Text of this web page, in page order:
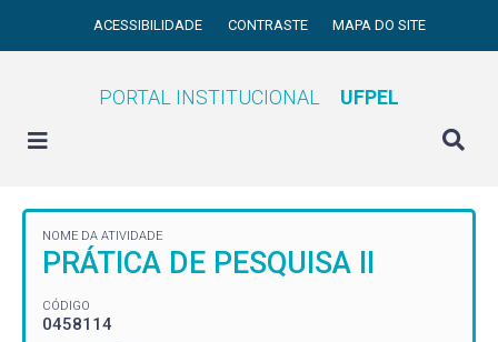
ACESSIBILIDADE CONTRASTE MAPA DO SITE
PORTAL INSTITUCIONAL UFPEL
NOME DA ATIVIDADE
PRÁTICA DE PESQUISA II
CÓDIGO
0458114